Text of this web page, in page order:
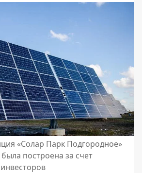
«Солар Парк Подгородное»
построена за счет